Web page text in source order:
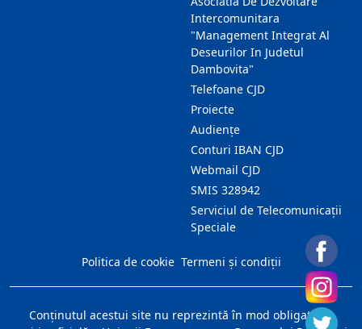
Intercomunitara
"Management Integrat Al
Deseurilor In Judetul
Dambovita"
Telefoane CJD
Proiecte
Audienţe
Conturi IBAN CJD
Webmail CJD
SMIS 328942
Serviciul de Telecomunicații
Speciale
Politica de cookie Termeni și condiții
Conţinutul acestui site nu reprezintă în mod obligatoriu